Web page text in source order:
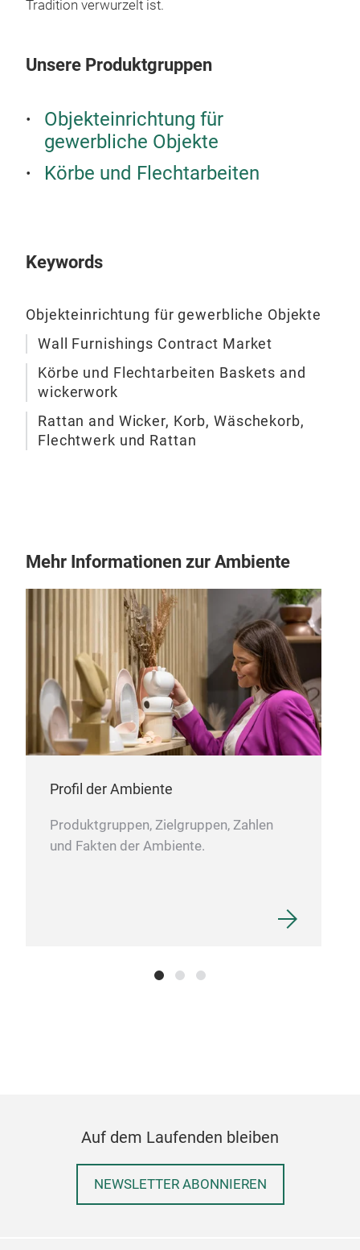
Tradition verwurzelt ist.
Unsere Produktgruppen
Objekteinrichtung für
gewerbliche Objekte
Körbe und Flechtarbeiten
Keywords
Objekteinrichtung für gewerbliche Objekte
Wall Furnishings Contract Market
Körbe und Flechtarbeiten Baskets and
wickerwork
Rattan and Wicker, Korb, Wäschekorb,
Flechtwerk und Rattan
Mehr Informationen zur Ambiente
Profil der Ambiente
Produktgruppen, Zielgruppen, Zahlen
und Fakten der Ambiente.
Auf dem Laufenden bleiben
NEWSLETTER ABONNIEREN